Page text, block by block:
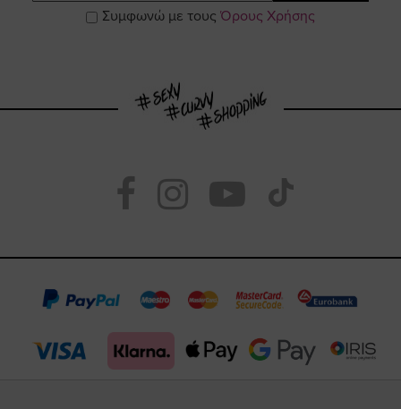
Συμφωνώ με τους Όρους Χρήσης
Visit
https://
page
Visit
https://
page
Visit
https://
page
our
TikTok
page